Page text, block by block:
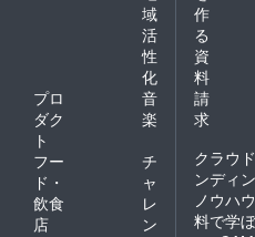
域
活
性
化
プロ
ダク
ト
音
楽
フー
ド・
飲食
店
チ
ャ
レ
ン
作
る
資
料
請
求
クラウ
ンディ
ノウハ
料で学